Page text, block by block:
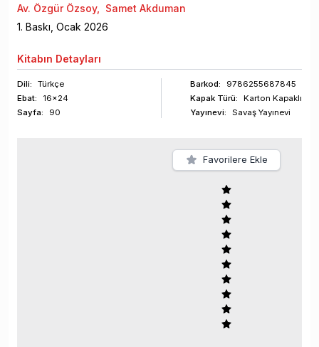
Av. Özgür Özsoy, Samet Akduman
1. Baskı, Ocak 2026
Kitabın Detayları
Dili:
Türkçe
Ebat:
16x24
Sayfa: 90
Barkod:
9786255687845
Kapak Türü:
Karton Kapaklı
Yayınevi:
Savaş Yayınevi
Favorilere Ekle